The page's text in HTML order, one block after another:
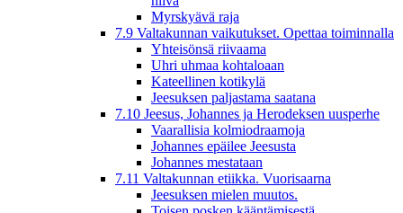
Myrskyävä raja
7.9 Valtakunnan vaikutukset. Opettaa toiminnalla
Yhteisönsä riivaama
Uhri uhmaa kohtaloaan
Kateellinen kotikylä
Jeesuksen paljastama saatana
7.10 Jeesus, Johannes ja Herodeksen uusperhe
Vaarallisia kolmiodraamoja
Johannes epäilee Jeesusta
Johannes mestataan
7.11 Valtakunnan etiikka. Vuorisaarna
Jeesuksen mielen muutos.